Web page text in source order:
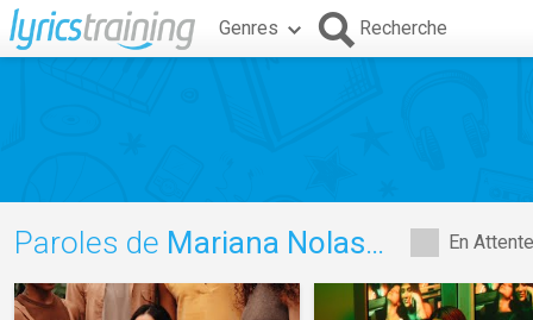
Genres Recherche
En
Paroles de Mariana Nolasco